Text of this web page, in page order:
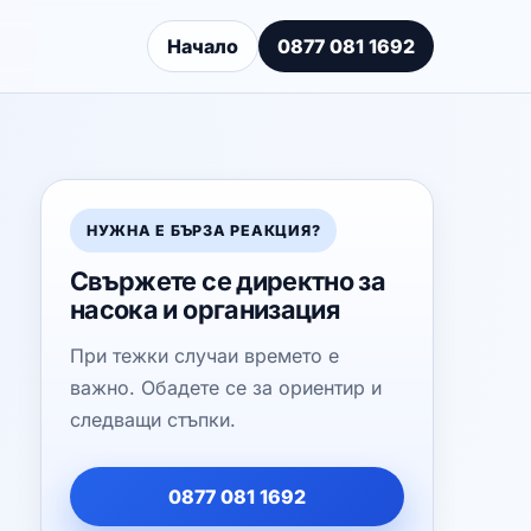
Начало 0877 081 1692
НУЖНА Е БЪРЗА РЕАКЦИЯ?
Свържете се директно за
насока и организация
При тежки случаи времето е
важно. Обадете се за ориентир и
следващи стъпки.
0877 081 1692